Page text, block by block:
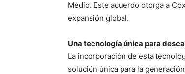
Medio. Este acuerdo otorga a
expansión global.
Una tecnología única para
La incorporación de esta
solución única para la